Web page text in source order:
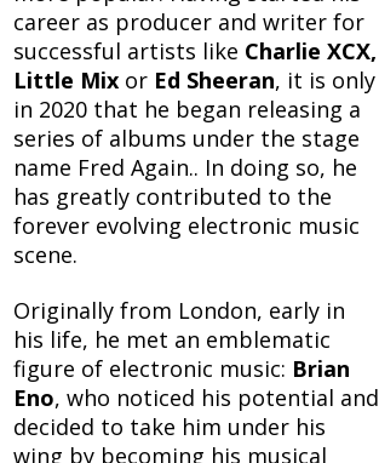
career as producer and writer for
successful artists like Charlie XCX,
Little Mix or Ed Sheeran, it is only
in 2020 that he began releasing a
series of albums under the stage
name Fred Again.. In doing so, he
has greatly contributed to the
forever evolving electronic music
scene.
Originally from London, early in
his life, he met an emblematic
figure of electronic music: Brian
Eno, who noticed his potential and
decided to take him under his
wing by becoming his musical